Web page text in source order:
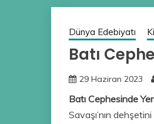
Dünya Edebiyatı
Batı
29 Haziran 2023
Batı Cephesinde
Savaşı’nın